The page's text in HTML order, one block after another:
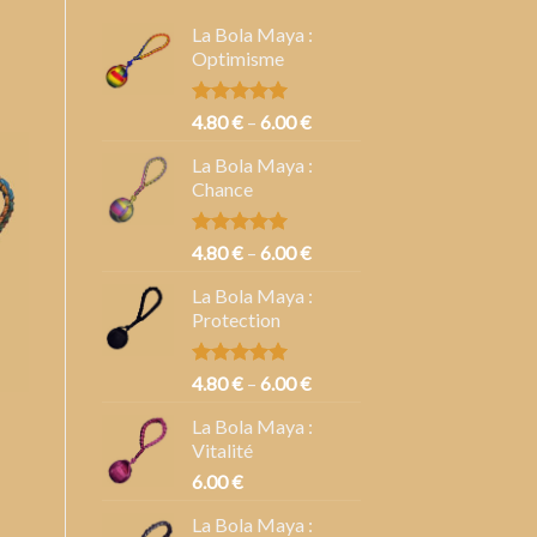
La Bola Maya :
Optimisme
Note5.00
4.80€– 6.00€
La Bola Maya :
Chance
Note5.00
4.80€– 6.00€
La Bola Maya :
Protection
Note5.00
4.80€– 6.00€
La Bola Maya :
Vitalité
6.00€
La Bola Maya :